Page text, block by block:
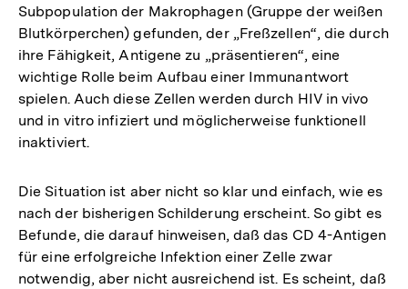
Subpopulation der Makrophagen (Gruppe der weißen
Blutkörperchen) gefunden, der „Freßzellen“, die durch
ihre Fähigkeit, Antigene zu „präsentieren“, eine
wichtige Rolle beim Aufbau einer Immunantwort
spielen. Auch diese Zellen werden durch HIV in vivo
und in vitro infiziert und möglicherweise funktionell
inaktiviert.
Die Situation ist aber nicht so klar und einfach, wie es
nach der bisherigen Schilderung erscheint. So gibt es
Befunde, die darauf hinweisen, daß das CD 4-Antigen
für eine erfolgreiche Infektion einer Zelle zwar
notwendig, aber nicht ausreichend ist. Es scheint, daß